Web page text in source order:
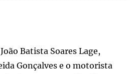
Batista Soares Lage,
Gonçalves e o motorista